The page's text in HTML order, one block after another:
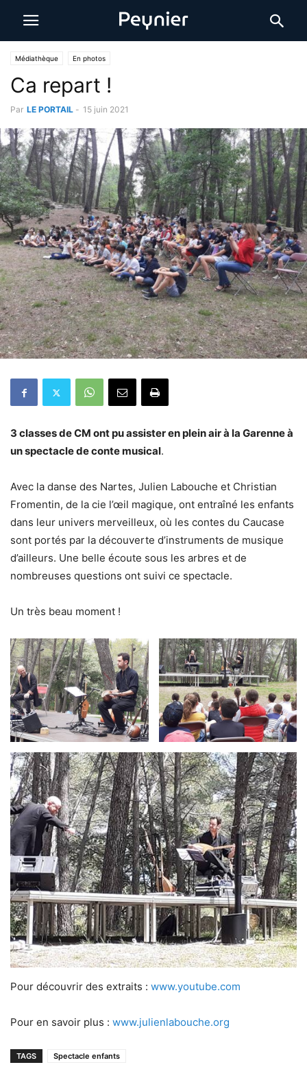
Médiathèque En photos
Ca repart !
Par LE PORTAIL - 15 juin 2021
3 classes de CM ont pu assister en plein air à la Garenne à
un spectacle de conte musical.
Avec la danse des Nartes, Julien Labouche et Christian
Fromentin, de la cie l’œil magique, ont entraîné les enfants
dans leur univers merveilleux, où les contes du Caucase
sont portés par la découverte d’instruments de musique
d’ailleurs. Une belle écoute sous les arbres et de
nombreuses questions ont suivi ce spectacle.
Un très beau moment !
Pour découvrir des extraits : www.youtube.com
Pour en savoir plus : www.julienlabouche.org
TAGS Spectacle enfants